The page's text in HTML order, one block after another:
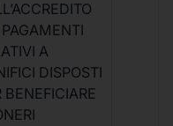
A
DISPOSTI
BENEFICIARE